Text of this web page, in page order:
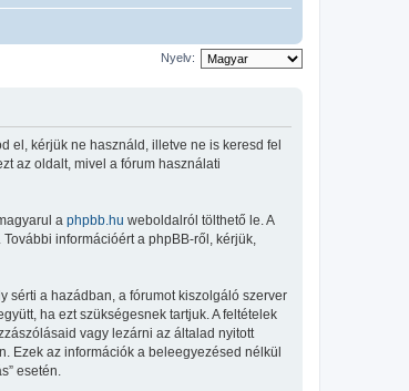
Nyelv:
el, kérjük ne használd, illetve ne is keresd fel
az oldalt, mivel a fórum használati
a phpbb.hu weboldalról tölthető le. A
információért a phpBB-ről, kérjük,
sérti a hazádban, a fórumot kiszolgáló szerver
ha ezt szükségesnek tartjuk. A feltételek
vagy lezárni az általad nyitott
Ezek az információk a beleegyezésed nélkül
esetén.